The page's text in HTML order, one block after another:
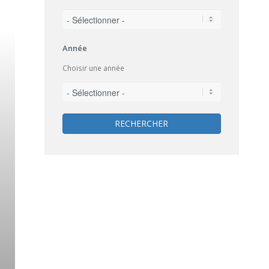
Année
Choisir une année
RECHERCHER